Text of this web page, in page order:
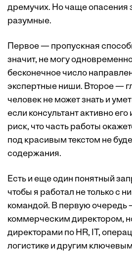
дремучих. Но чаще опасения
разумные.
Первое — пропускная
значит, не могу
бесконечное число
экспертные ниши. Второе —
человек не может знать и
если консультант активно его
риск, что часть работы
под красивым текстом не
содержания.
Есть и еще один понятный
чтобы я работал не только с
командой. В первую
коммерческим директором,
директорами по HR, IT,
логистике и другим